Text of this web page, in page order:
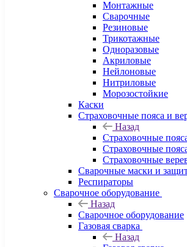
Монтажные
Сварочные
Резиновые
Трикотажные
Одноразовые
Акриловые
Нейлоновые
Нитриловые
Морозостойкие
Каски
Страховочные пояса и
Назад
Страховочные
Страховочные
Страховочные
Сварочные маски и
Респираторы
Сварочное оборудование
Назад
Сварочное оборудование
Газовая сварка
Назад